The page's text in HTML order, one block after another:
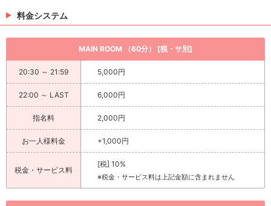
ゆあさんの新しい写真を追加しました！チェックして
（02/18 22:39）
料金システム
MAIN ROOM （60分） [税・サ別]
20:30 ～ 21:59 5,000円
22:00 ～ LAST 6,000円
指名料 2,000円
お一人様料金 +1,000円
税金・サービス料
[税] 10%
※税金・サービス料は上記金額に含まれません